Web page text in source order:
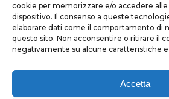
cookie per memorizzare e/o accedere
dispositivo. Il consenso a queste
elaborare dati come il comportamento di
questo sito. Non acconsentire o ritirare il
negativamente su alcune caratteristiche
Accetta
Account
Login
User page